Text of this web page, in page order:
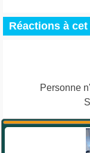
Réactions à
Personne